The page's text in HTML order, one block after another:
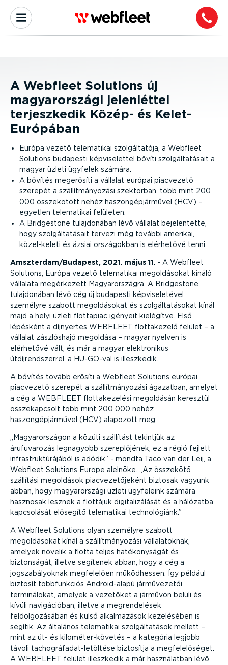
A Webfleet Solutions új
magyarországi jelenléttel
terjeszkedik Közép- és Kelet-
Európában
Európa vezető telematikai szolgáltatója, a Webfleet
Solutions budapesti képviselettel bővíti szolgáltatásait a
magyar üzleti ügyfelek számára.
A bővítés megerősíti a vállalat európai piacvezető
szerepét a szállítmányozási szektorban, több mint 200
000 összekötött nehéz haszongépjárművel (HCV) –
egyetlen telematikai felületen.
A Bridgestone tulajdonában lévő vállalat bejelentette,
hogy szolgáltatásait tervezi még további amerikai,
közel-keleti és ázsiai országokban is elérhetővé tenni.
Amszterdam/Budapest, 2021. május 11. - A Webfleet
Solutions, Európa vezető telematikai megoldásokat kínáló
vállalata megérkezett Magyarországra. A Bridgestone
tulajdonában lévő cég új budapesti képviseletével
személyre szabott megoldásokat és szolgáltatásokat kínál
majd a helyi üzleti flottapiac igényeit kielégítve. Első
lépésként a díjnyertes WEBFLEET flottakezelő felület – a
vállalat zászlóshajó megoldása – magyar nyelven is
elérhetővé vált, és már a magyar elektronikus
útdíjrendszerrel, a HU-GO-val is illeszkedik.
A bővítés tovább erősíti a Webfleet Solutions európai
piacvezető szerepét a szállítmányozási ágazatban, amelyet
a cég a WEBFLEET flottakezelési megoldásán keresztül
összekapcsolt több mint 200 000 nehéz
haszongépjárművel (HCV) alapozott meg.
Magyarországon a közúti szállítást tekintjük az
árufuvarozás legnagyobb szereplőjének, ez a régió fejlett
infrastruktúrájából is adódik
- mondta Taco van der Leij, a
Webfleet Solutions Europe alelnöke.
Az összekötő
szállítási megoldások piacvezetőjeként biztosak vagyunk
abban, hogy magyarországi üzleti ügyfeleink számára
hasznosak lesznek a flottájuk digitalizálását és a hálózatba
kapcsolását elősegítő telematikai technológiánk.
A Webfleet Solutions olyan személyre szabott
megoldásokat kínál a szállítmányozási vállalatoknak,
amelyek növelik a flotta teljes hatékonyságát és
biztonságát, illetve segítenek abban, hogy a cég a
jogszabályoknak megfelelően működhessen. Így például
biztosít többfunkciós Android-alapú járművezetői
terminálokat, amelyek a vezetőket a járművön belüli és
kívüli navigációban, illetve a megrendelések
feldolgozásában és külső alkalmazások kezelésében is
segítik. Az általános telematikai szolgáltatások mellett –
mint az út- és kilométer-követés – a kategória legjobb
távoli tachográfadat-letöltése biztosítja a megfelelőséget.
A WEBFLEET felület illeszkedik a már használatban lévő